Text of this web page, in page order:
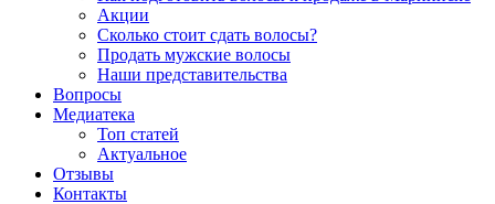
Акции
Сколько стоит сдать волосы?
Продать мужские волосы
Наши представительства
Вопросы
Медиатека
Топ статей
Актуальное
Отзывы
Контакты